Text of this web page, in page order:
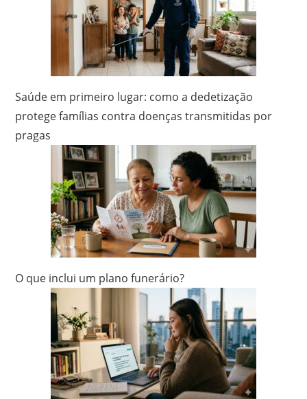
Saúde em primeiro lugar: como a dedetização
protege famílias contra doenças transmitidas por
pragas
O que inclui um plano funerário?